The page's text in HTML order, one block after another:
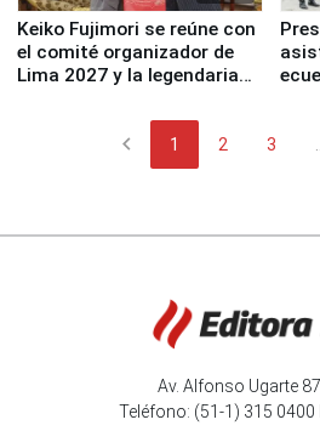
Keiko Fujimori se reúne con
el comité organizador de
Lima 2027 y la legendaria
chevron_left 1 2 3
Av. Alfonso Ugarte
Teléfono: (51-1) 315 0400